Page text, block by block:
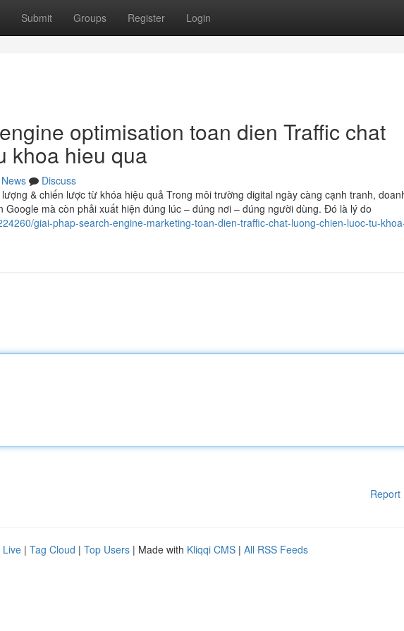
Submit Groups Register Login
optimisation toan dien Traffic chat
khoa hieu qua
News
Discuss
& chiến lược từ khóa hiệu quả Trong môi trường digital ngày càng cạnh tranh,
Google mà còn phải xuất hiện đúng lúc – đúng nơi – đúng người dùng. Đó là lý do
giai-phap-search-engine-marketing-toan-dien-traffic-chat-luong-chien-luoc-tu-
Report
Live | Tag Cloud | Top Users | Made with Kliqqi CMS | All RSS Feeds